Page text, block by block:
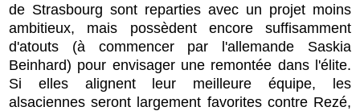
de Strasbourg sont reparties avec un projet moins
ambitieux, mais possèdent encore suffisamment
d'atouts (à commencer par l'allemande Saskia
Beinhard) pour envisager une remontée dans l'élite.
Si elles alignent leur meilleure équipe, les
alsaciennes seront largement favorites contre Rezé,